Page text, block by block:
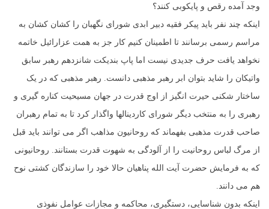
وجد آمده رقص و پایکوبی کنند؟
اینکه چند نفر باید پیکر فقیه دبیر ابدی شورای نگهبان را کشان کشان به
مراسم رسمی برسانند تا اطمینان کنیم کار جز به همت عزارائیل خاتمه
نخواهد یافت حرف جدیدی نیست اما پاپ بندیکت شانزدهم رهبر سابق
واتیکان را شاید بتوان ابر رهبر مذهبی دانست. رهبر مذهبی که در یک
ساختار شکنی حیرت انگیز از اوج قدرت در جهان مسیحیت کناره گیری و
رهبری را به منتخب دیگر شورای کاردینالها واگذار کرد تا به تمام رهبران
صاحب قدرت مذهبی بفهماند که روحانیون مذاهب اگر می توانند باید قبل
از مرگ لباس روحانیت را از آلودگی به شهوت قدرت بستانند. روحانیونی
که به فرمایش حضرت آیت الله پناهیان حالا خود را سازندگان کشتی نوح
هم می دانند.
اینکه بدون شناسایی، دستگیری، محاکمه و مجازات عوامل نفوذی